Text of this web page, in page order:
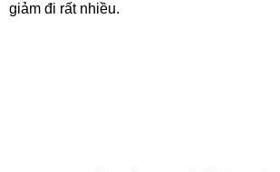
giảm đi rất nhiều.